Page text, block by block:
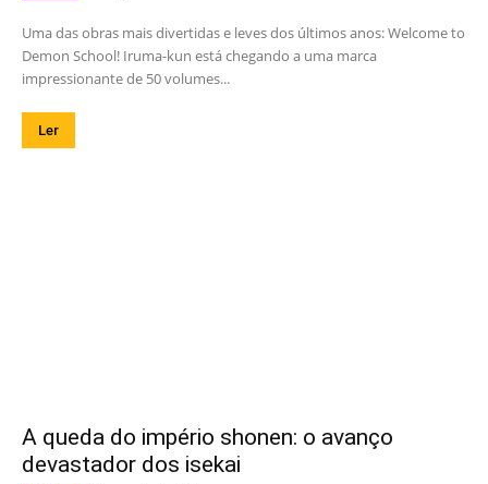
Uma das obras mais divertidas e leves dos últimos anos: Welcome to
Demon School! Iruma-kun está chegando a uma marca
impressionante de 50 volumes...
Ler
A queda do império shonen: o avanço
devastador dos isekai